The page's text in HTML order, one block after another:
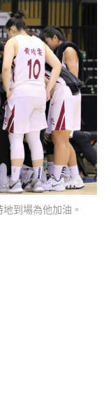
到場為他加油。